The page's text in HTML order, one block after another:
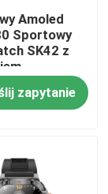
Amoled
Sportowy
SK42 z
i
o
zapytanie